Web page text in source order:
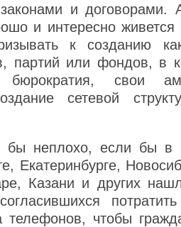
и договорами.
и интересно живется
к созданию
партий или фондов, в
бюрократия, свои
сетевой
бы неплохо, если бы в
Екатеринбурге,
Казани и других
чтобы